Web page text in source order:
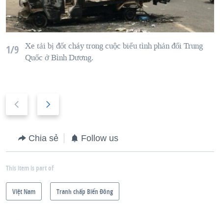
1/9 Xe tải bị đốt cháy trong cuộc biểu tình phản đối Trung
Quốc ở Bình Dương.
r
o
s
e
t
l
d
Chia sẻ Follow us
This item is part of
Việt Nam Tranh chấp Biển Đông